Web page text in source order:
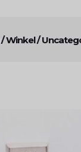
/Winkel/